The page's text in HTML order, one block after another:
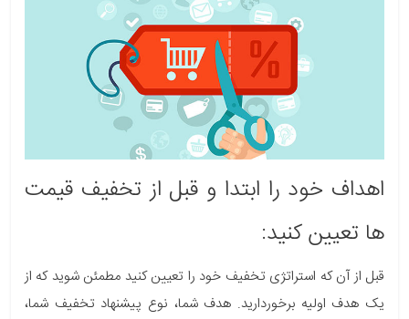
اهداف خود را ابتدا و قبل از تخفیف قیمت
ها تعیین کنید:
قبل از آن که استراتژی تخفیف خود را تعیین کنید مطمئن شوید که از
یک هدف اولیه برخوردارید. هدف شما، نوع پیشنهاد تخفیف شما،